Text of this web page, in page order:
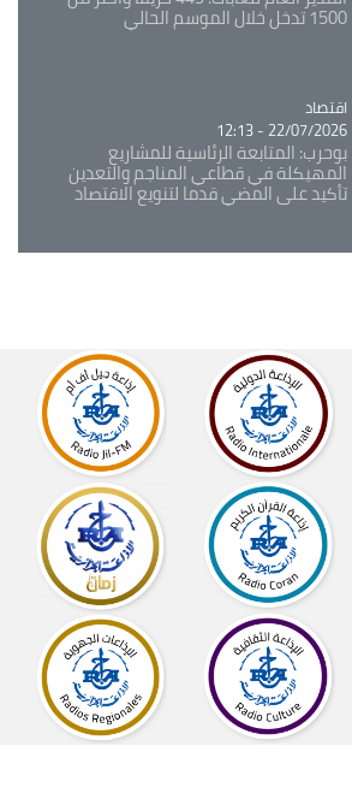
1500 تدخل خلال الموسم الحالي
Catégorie
اقتصاد
22/07/2026 - 12:13
بوحرب: المتابعة الرئاسية للمشاريع
المهيكلة في قطاعي المناجم والتعدين
تأكيد على المضي قدما لتنويع الاقتصاد